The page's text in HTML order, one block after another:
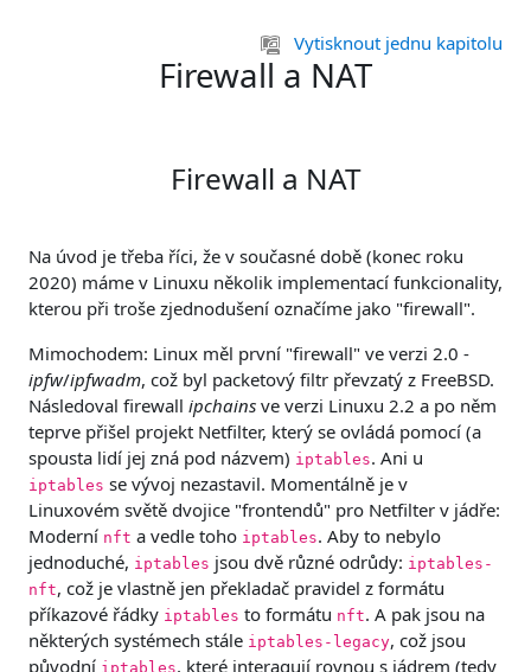
Vytisknout jednu kapitolu
Firewall a NAT
Firewall a NAT
Na úvod je třeba říci, že v současné době (konec roku
2020) máme v Linuxu několik implementací funkcionality,
kterou při troše zjednodušení označíme jako "firewall".
Mimochodem: Linux měl první "firewall" ve verzi 2.0 -
ipfw/ipfwadm, což byl packetový filtr převzatý z FreeBSD.
Následoval firewall ipchains ve verzi Linuxu 2.2 a po něm
teprve přišel projekt Netfilter, který se ovládá pomocí (a
spousta lidí jej zná pod názvem) iptables. Ani u
iptables se vývoj nezastavil. Momentálně je v
Linuxovém světě dvojice "frontendů" pro Netfilter v jádře:
Moderní nft a vedle toho iptables. Aby to nebylo
jednoduché, iptables jsou dvě různé odrůdy: iptables-
nft, což je vlastně jen překladač pravidel z formátu
příkazové řádky iptables to formátu nft. A pak jsou na
některých systémech stále iptables-legacy, což jsou
původní iptables, které interagují rovnou s jádrem (tedy